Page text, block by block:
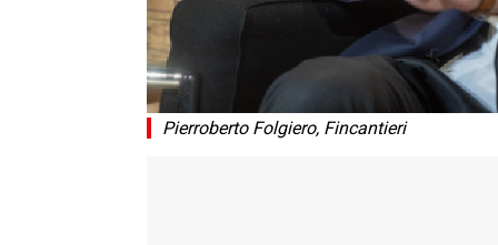
Pierroberto Folgiero, Fincantieri